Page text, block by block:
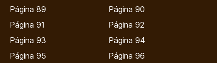
Página 89
Página 90
Página 91
Página 92
Página 93
Página 94
Página 95
Página 96